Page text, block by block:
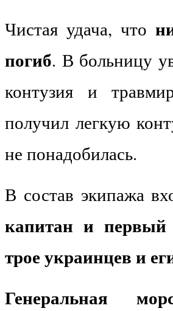
Чистая удача, что
погиб. В больницу
контузия и
получил легкую
не понадобилась.
В состав экипажа
капитан и первый
трое украинцев и
Генеральная